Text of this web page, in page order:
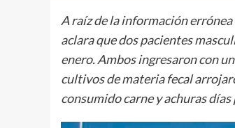
A raíz de la información
aclara que dos pacientes
enero. Ambos ingresaron con
cultivos de materia fecal
consumido carne y achuras